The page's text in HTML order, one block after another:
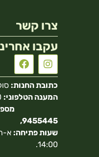
צרו קשר
עקבו
כתובת החנות:
המענה הטלפוני:
9455445,
שעות פתיחה:
14:00.